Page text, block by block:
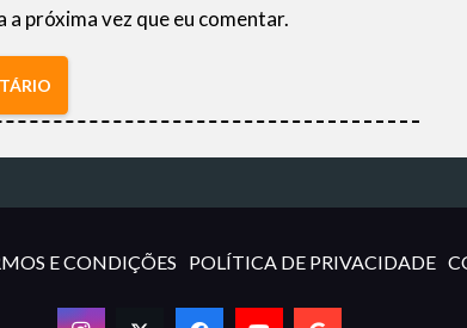
próxima vez que eu comentar.
E CONDIÇÕES POLÍTICA DE PRIVACIDADE